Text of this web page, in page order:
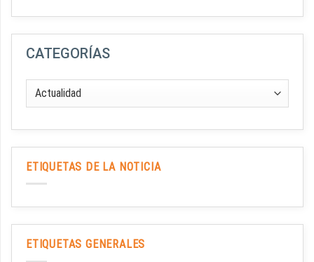
CATEGORÍAS
ETIQUETAS DE LA NOTICIA
ETIQUETAS GENERALES